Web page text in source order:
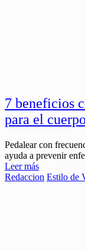
7 beneficios
para el
Pedalear con
ayuda a prevenir
Leer más
Redaccion Estilo de